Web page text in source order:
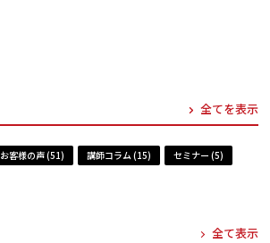
お客様の声 (51) 講師コラム (15) セミナー (5)
全てを表示
全て表示